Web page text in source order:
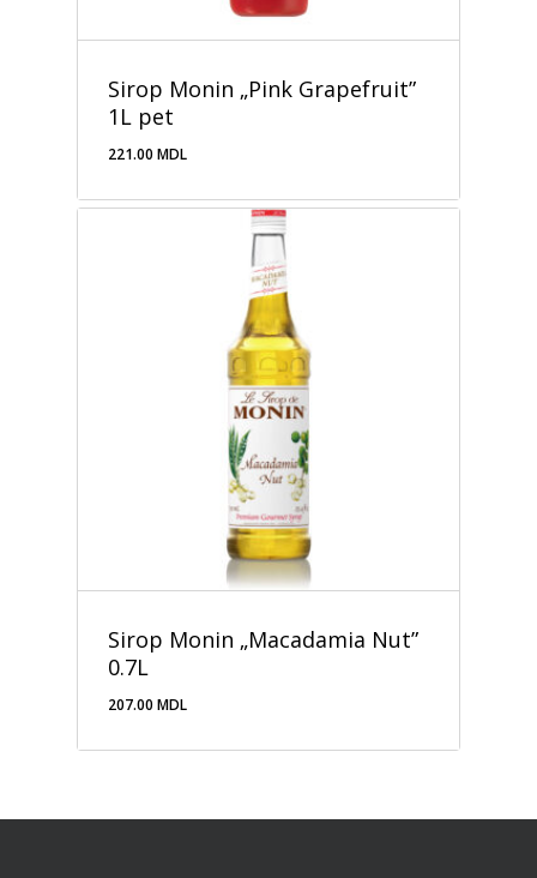
Sirop Monin „Pink Grapefruit”
1L pet
221.00 MDL
Sirop Monin „Macadamia Nut”
0.7L
207.00 MDL